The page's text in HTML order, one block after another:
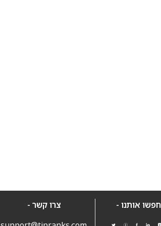
חפשו אותנו -
צרו קשר -